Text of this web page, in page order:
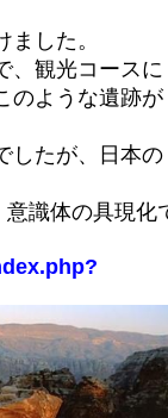
した。
、観光コースに
のような遺跡が
したが、日本の
識体の具現化